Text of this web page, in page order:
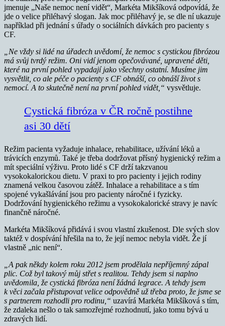
jmenuje „Naše nemoc není vidět“, Markéta Mikšíková odpovídá, že
jde o velice přiléhavý slogan. Jak moc přiléhavý je, se dle ní ukazuje
například při jednání s úřady o sociálních dávkách pro pacienty s
CF.
„Ne vždy si lidé na úřadech uvědomí, že nemoc s cystickou fibrózou
má svůj tvrdý režim. Oni vidí jenom opečovávané, upravené děti,
které na první pohled vypadají jako všechny ostatní. Musíme jim
vysvětlit, co ale péče o pacienty s CF obnáší, co obnáší život s
nemocí. A to skutečně není na první pohled vidět,“ vysvětluje.
Cystická fibróza v ČR ročně postihne
asi 30 dětí
Režim pacienta vyžaduje inhalace, rehabilitace, užívání léků a
trávicích enzymů. Také je třeba dodržovat přísný hygienický režim a
mít speciální výživu. Proto lidé s CF drží takzvanou
vysokokalorickou dietu. V praxi to pro pacienty i jejich rodiny
znamená velkou časovou zátěž. Inhalace a rehabilitace a s tím
spojené vykašlávání jsou pro pacienty náročné i fyzicky.
Dodržování hygienického režimu a vysokokalorické stravy je navíc
finančně náročné.
Markéta Mikšíková přidává i svou vlastní zkušenost. Dle svých slov
taktéž v dospívání hřešila na to, že její nemoc nebyla vidět. Že jí
vlastně „nic není“.
„A pak někdy kolem roku 2012 jsem prodělala nepříjemný zápal
plic. Což byl takový můj střet s realitou. Tehdy jsem si naplno
uvědomila, že cystická fibróza není žádná legrace. A tehdy jsem
k věci začala přistupovat velice odpovědně už třeba proto, že jsme se
s partnerem rozhodli pro rodinu,“ uzavírá Markéta Mikšíková s tím,
že zdaleka nešlo o tak samozřejmé rozhodnutí, jako tomu bývá u
zdravých lidí.